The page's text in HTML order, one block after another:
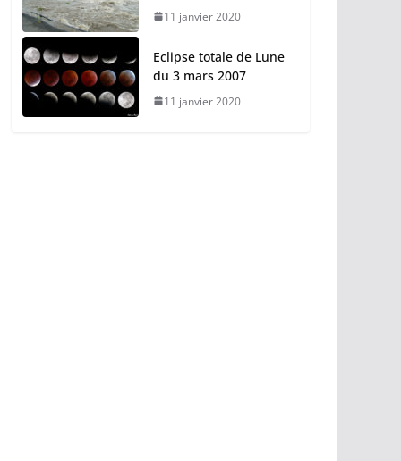
11 janvier 2020
Eclipse totale de Lune
du 3 mars 2007
11 janvier 2020